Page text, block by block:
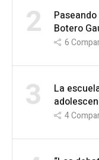
2
Botero
6
3
La
4